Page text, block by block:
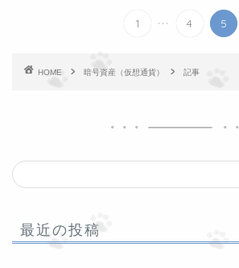
1 ... 4 5
HOME 暗号資産（仮想通貨） 記事
最近の投稿